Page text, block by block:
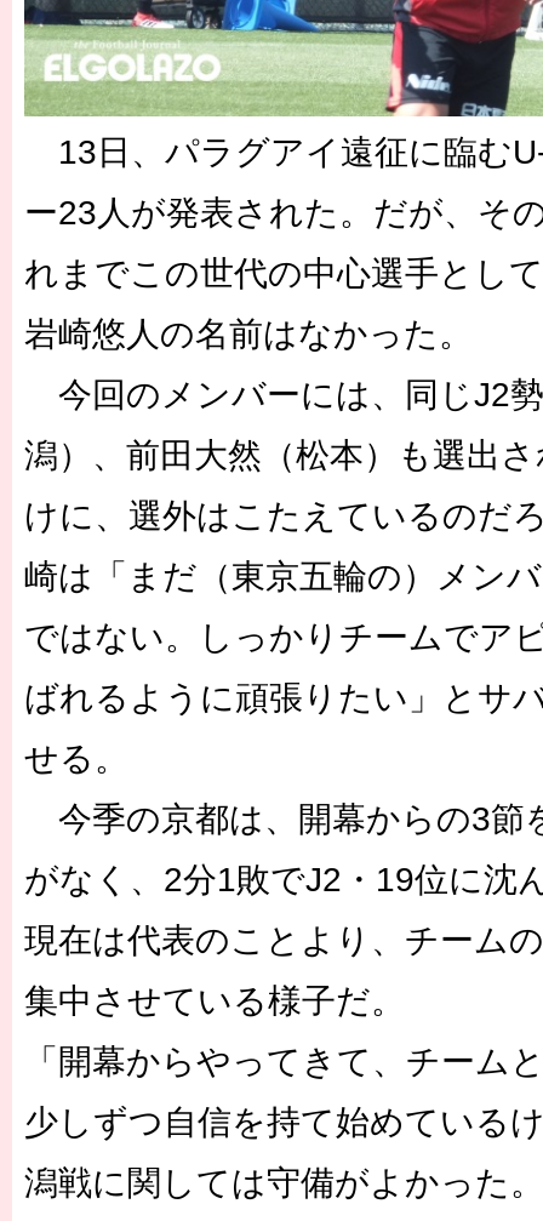
13日、パラグアイ遠征に臨む
ー23人が発表された。だが、そ
れまでこの世代の中心選手とし
岩崎悠人の名前はなかった。
今回のメンバーには、同じJ2
潟）、前田大然（松本）も選出
けに、選外はこたえているのだ
崎は「まだ（東京五輪の）メン
ではない。しっかりチームでア
ばれるように頑張りたい」とサ
せる。
今季の京都は、開幕からの3節
がなく、2分1敗でJ2・19位に沈
現在は代表のことより、チーム
集中させている様子だ。
「開幕からやってきて、チーム
少しずつ自信を持て始めている
潟戦に関しては守備がよかった